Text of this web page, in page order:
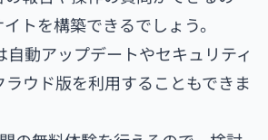
トを構築できるでしょう。
自動アップデートやセキュリティ
ウド版を利用することもできま